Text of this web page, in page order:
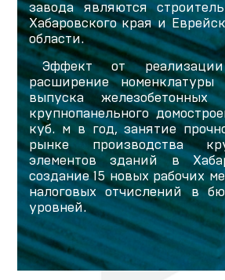
завода являются
Хабаровского края и
области.
Эффект от
расширение номенклатуры
выпуска
крупнопанельного
куб. м в год, занятие
рынке производства
элементов зданий в
создание 15 новых рабочих
налоговых отчислений в
уровней.